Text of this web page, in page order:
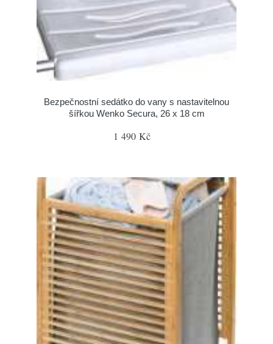
Bezpečnostní sedátko do vany s nastavitelnou
šířkou Wenko Secura, 26 x 18 cm
1 490 Kč